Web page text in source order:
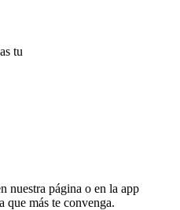
tu
nuestra página o en la app
que más te convenga.